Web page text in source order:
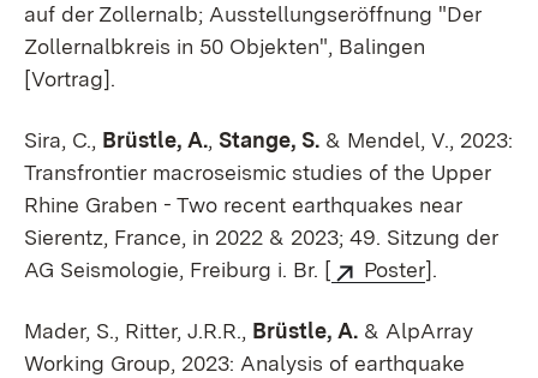
auf der Zollernalb; Ausstellungseröffnung "Der
Zollernalbkreis in 50 Objekten", Balingen
[Vortrag].
Sira, C., Brüstle, A., Stange, S. & Mendel, V., 2023:
Transfrontier macroseismic studies of the Upper
Rhine Graben - Two recent earthquakes near
Sierentz, France, in 2022 & 2023; 49. Sitzung der
AG Seismologie, Freiburg i. Br. [
Poster].
Mader, S., Ritter, J.R.R., Brüstle, A. & AlpArray
Working Group, 2023: Analysis of earthquake